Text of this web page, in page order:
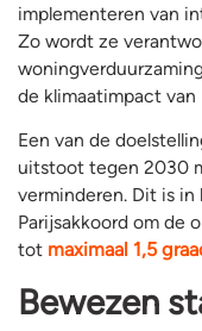
implementeren van
Zo wordt ze
de klimaatimpact
Een van de
uitstoot tegen 2030
verminderen. Dit is
Parijsakkoord om de
tot maximaal 1,5
Bewezen